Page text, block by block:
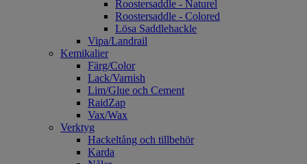
Roostersaddle - Naturel
Roostersaddle - Colored
Lösa Saddlehackle
Vipa/Landrail
Kemikalier
Färg/Color
Lack/Varnish
Lim/Glue och Cement
RaidZap
Vax/Wax
Verktyg
Hackeltång och tillbehör
Karda